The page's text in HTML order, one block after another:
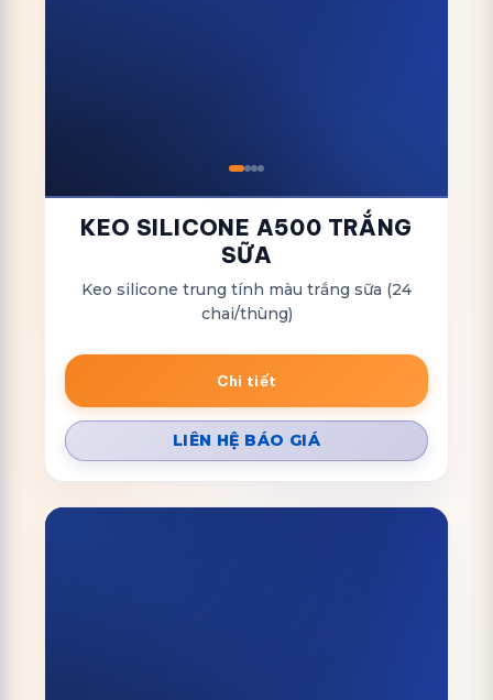
KEO SILICONE A500 TRẮNG
SỮA
Keo silicone trung tính màu trắng sữa (24
chai/thùng)
Chi tiết
LIÊN HỆ BÁO GIÁ